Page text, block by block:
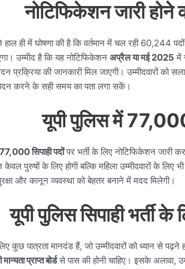
नोटिफिकेशन जारी होने
हाल ही में घोषणा की है कि वर्तमान में चल रही 60,244
उम्मीद है कि यह नोटिफिकेशन अप्रैल या मई 2025 में
प्रक्रिया की जानकारी मिल जाएगी। उम्मीदवारों को
करने के सही समय का पता लगा सकें।
यूपी पुलिस में 77,000
77,000 सिपाही पदोंपर भर्ती के लिए नोटिफिकेशन जारी
केवल पुरुषों के लिए होगी बल्कि महिला उम्मीदवारों के
और कानून व्यवस्था को बेहतर बनाने में मदद मिलेगी।
यूपी पुलिस सिपाही भर्ती के
कुछ पात्रता मानदंड हैं, जो उम्मीदवारों को ध्यान से पढ़ने
प्राप्त बोर्डसे पास की होनी चाहिए। इसके अलावा,